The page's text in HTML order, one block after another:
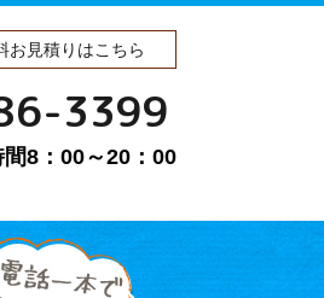
お見積りはこちら
3399
間8：00～20：00